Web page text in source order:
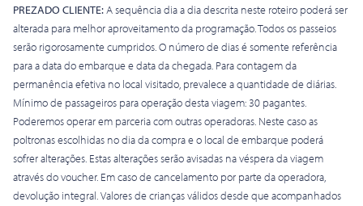
PREZADO CLIENTE:A sequência dia a dia descrita neste roteiro poderá ser
alterada para melhor aproveitamento da programação. Todos os passeios
serão rigorosamente cumpridos. O número de dias é somente referência
para a data do embarque e data da chegada. Para contagem da
permanência efetiva no local visitado, prevalece a quantidade de diárias.
Mínimo de passageiros para operação desta viagem: 30 pagantes.
Poderemos operar em parceria com outras operadoras. Neste caso as
poltronas escolhidas no dia da compra e o local de embarque poderá
sofrer alterações. Estas alterações serão avisadas na véspera da viagem
através do voucher. Em caso de cancelamento por parte da operadora,
devolução integral. Valores de crianças válidos desde que acompanhados